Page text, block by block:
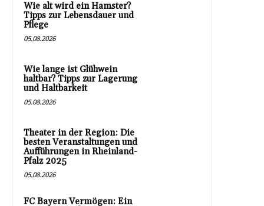
Wie alt wird ein Hamster?
Tipps zur Lebensdauer und
Pflege
05.08.2026
Wie lange ist Glühwein
haltbar? Tipps zur Lagerung
und Haltbarkeit
05.08.2026
Theater in der Region: Die
besten Veranstaltungen und
Aufführungen in Rheinland-
Pfalz 2025
05.08.2026
FC Bayern Vermögen: Ein